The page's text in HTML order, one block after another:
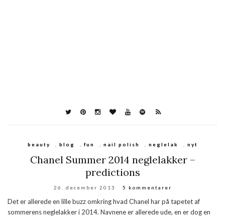
beauty , blog , fun , nail polish , neglelak , nyt
Chanel Summer 2014 neglelakker –
predictions
26. december 2013 5 kommentarer
Det er allerede en lille buzz omkring hvad Chanel har på tapetet af
sommerens neglelakker i 2014. Navnene er allerede ude, en er dog en